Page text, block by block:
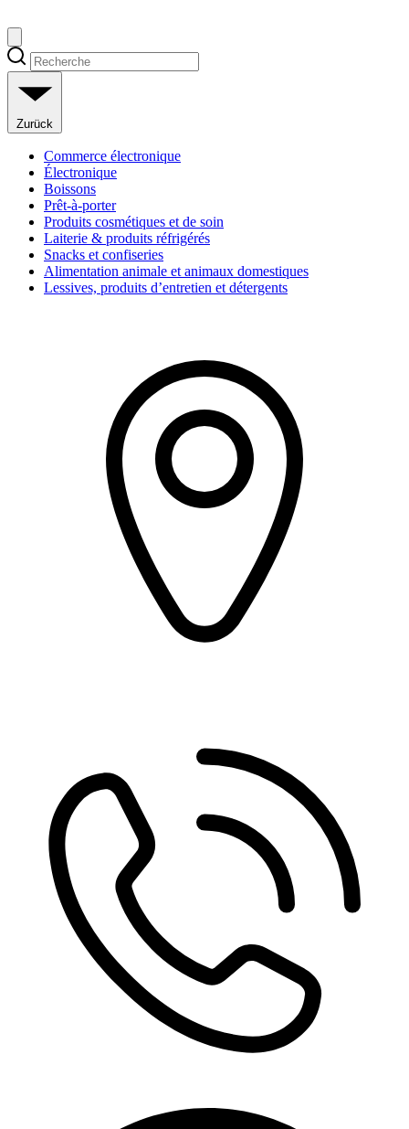
Zurück
Commerce électronique
Électronique
Boissons
Prêt-à-porter
Produits cosmétiques et de soin
Laiterie & produits réfrigérés
Snacks et confiseries
Alimentation animale et animaux domestiques
Lessives, produits d’entretien et détergents